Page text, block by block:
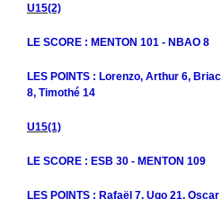
U15(2)
LE SCORE : MENTON 101 - NBAO 8
LES POINTS : Lorenzo, Arthur 6,
8, Timothé 14
U15(1)
LE SCORE : ESB 30 - MENTON 109
LES POINTS : Rafaël 7, Ugo 21,